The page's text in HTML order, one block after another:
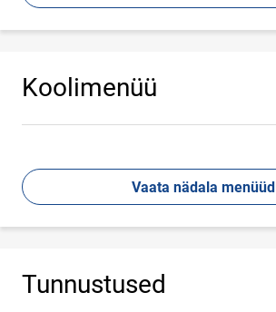
Koolimenüü
Vaata nädala menüüd
Tunnustused